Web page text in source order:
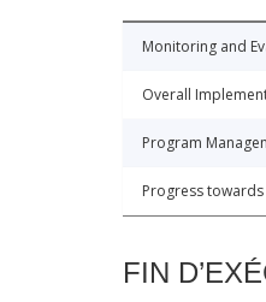
Monitoring and
Overall
Program
Progress
FIN